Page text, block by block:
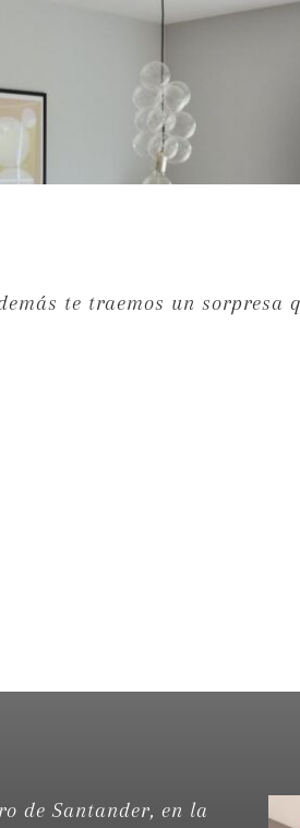
te traemos un sorpresa
de Santander, en la